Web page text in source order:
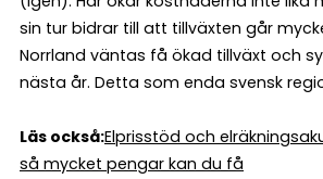
sin tur bidrar till att tillväxten går
Norrland väntas få ökad tillväxt och
nästa år. Detta som enda svensk
Läs också:Elprisstöd och
så mycket pengar kan du få